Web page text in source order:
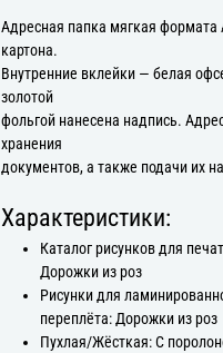
Адресная папка мягкая формата
картона.
Внутренние вклейки — белая
золотой
фольгой нанесена надпись.
хранения
документов, а также подачи их
Характеристики:
Каталог рисунков для
Дорожки из роз
Рисунки для
переплёта: Дорожки из роз
Пухлая/Жёсткая: С